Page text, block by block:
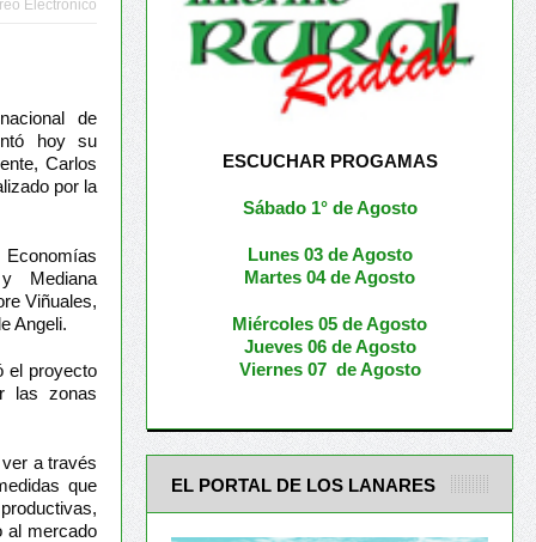
Electrónico
de
hoy su
Carlos
por la
Mediana
Viñuales,
Angeli.
el proyecto
las zonas
a través
que
al mercado
ESCUCHAR PROGAMAS
Sábado 1° de Agosto
Lunes 03 de Agosto
Martes 04 de Agosto
Miércoles 05 deAgosto
Jueves 06 de Agosto
Viernes 07 de Agosto
EL PORTAL DE LOS LANARES